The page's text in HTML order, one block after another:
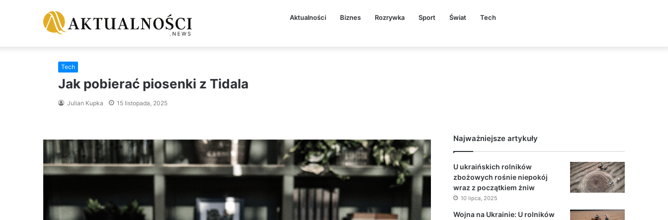
Aktualności Biznes Rozrywka Sport Świat Tech
Tech
Jak pobierać piosenki z Tidala
Julian Kupka 15 listopada, 2025
Najważniejsze artykuły
U ukraińskich rolników
zbożowych rośnie niepokój
wraz z początkiem żniw
10 lipca, 2025
Wojna na Ukrainie: U rolników